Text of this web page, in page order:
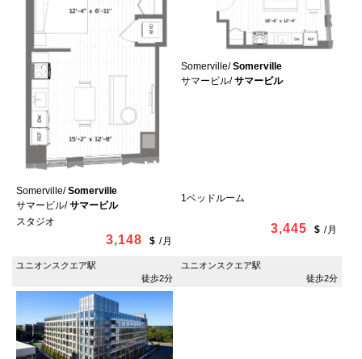
Somerville/Somerville
サマービル/サマービル
スタジオ
3,148 $ /月
ユニオンスクエア駅
徒歩2分
Somerville/Somerville
サマービル/サマービル
1ベッドルーム
3,445 $ /月
ユニオンスクエア駅
徒歩2分